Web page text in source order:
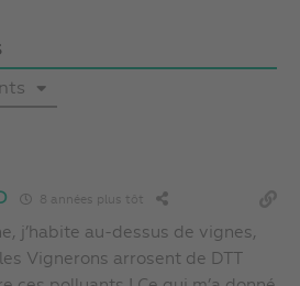
8 années plus tôt
j’habite au-dessus de vignes,
Vignerons arrosent de DTT